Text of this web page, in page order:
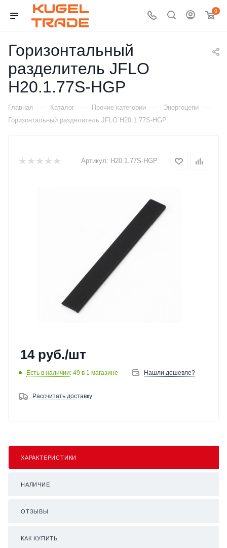
0
Горизонтальный
разделитель JFLO
H20.1.77S-HGP
Главная — Каталог — Прочие категории — Энергоцепи —
Горизонтальный разделитель JFLO H20.1.77S-HGP
Артикул: H20.1.77S-HGP
14руб./шт
Есть в наличии: 49 в 1 магазине Нашли дешевле?
Рассчитать доставку
ХАРАКТЕРИСТИКИ
НАЛИЧИЕ
ОТЗЫВЫ
КАК КУПИТЬ